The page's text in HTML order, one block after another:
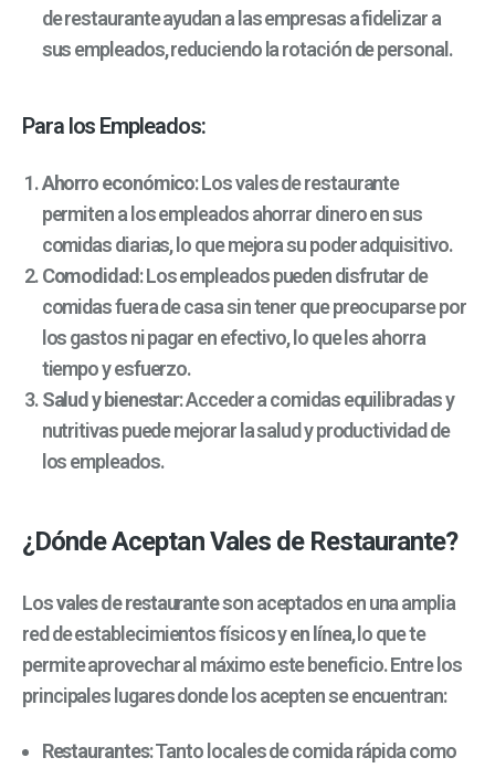
de restaurante ayudan a las empresas a fidelizar a
sus empleados, reduciendo la rotación de personal.
Para los Empleados:
Ahorro económico: Los vales de restaurante
permiten a los empleados ahorrar dinero en sus
comidas diarias, lo que mejora su poder adquisitivo.
Comodidad: Los empleados pueden disfrutar de
comidas fuera de casa sin tener que preocuparse por
los gastos ni pagar en efectivo, lo que les ahorra
tiempo y esfuerzo.
Salud y bienestar: Acceder a comidas equilibradas y
nutritivas puede mejorar la salud y productividad de
los empleados.
¿Dónde Aceptan Vales de Restaurante?
Losvales de restauranteson aceptados en una amplia
red de establecimientos físicos yen línea, lo que te
permite aprovechar al máximo este beneficio. Entre los
principales lugares donde los acepten se encuentran:
Restaurantes: Tanto locales de comida rápida como